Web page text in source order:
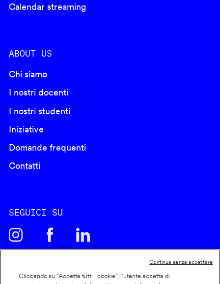
Calendar streaming
ABOUT US
Chi siamo
I nostri docenti
I nostri studenti
Iniziative
Domande frequenti
Contatti
SEGUICI SU
Cliccando su “Accetta tutti i cookie”, l'utente accetta di
Continua senza accettare